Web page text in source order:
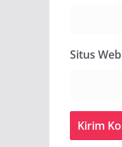
Situs Web